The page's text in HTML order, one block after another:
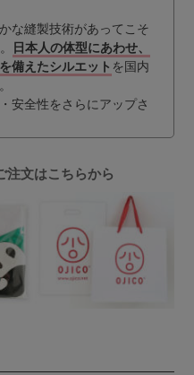
な縫製技術があってこそ
日本人の体型にあわせ、
備えたシルエット を国内
安全性をさらにアップさ
注文はこちらから